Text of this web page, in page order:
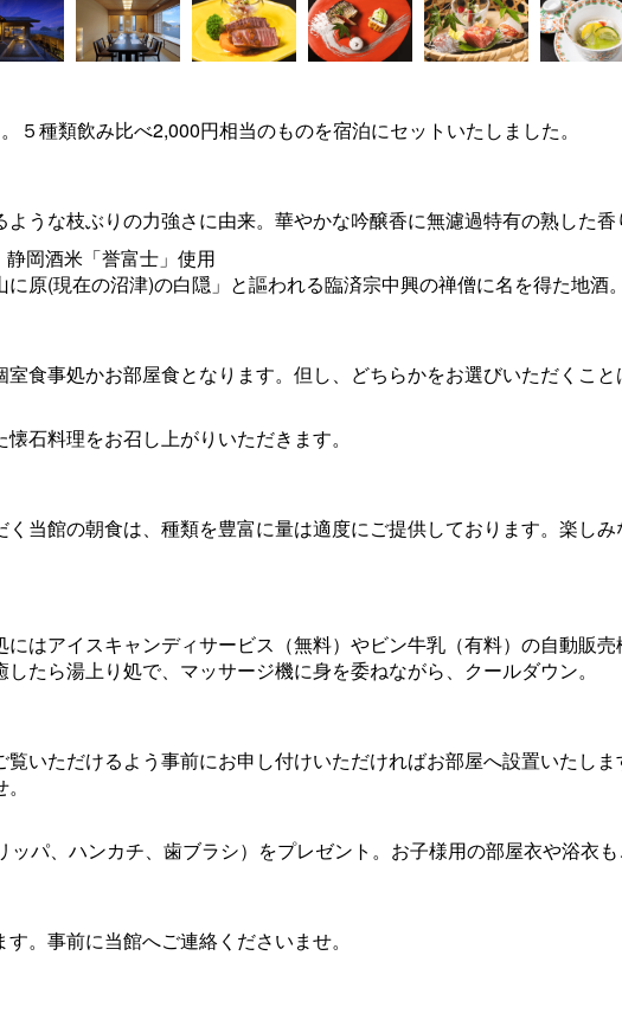
５種類飲み比べ2,000円相当のものを宿泊にセットいたしました。
うな枝ぶりの力強さに由来。華やかな吟醸香に無濾過特有の熟した香
岡酒米「誉富士」使用
原(現在の沼津)の白隠」と謳われる臨済宗中興の禅僧に名を得た地酒
食事処かお部屋食となります。但し、どちらかをお選びいただくこと
石料理をお召し上がりいただきます。
当館の朝食は、種類を豊富に量は適度にご提供しております。楽し
はアイスキャンディサービス（無料）やビン牛乳（有料）の自動販
たら湯上り処で、マッサージ機に身を委ねながら、クールダウン。
いただけるよう事前にお申し付けいただければお部屋へ設置いたし
パ、ハンカチ、歯ブラシ）をプレゼント。お子様用の部屋衣や浴衣
。事前に当館へご連絡くださいませ。